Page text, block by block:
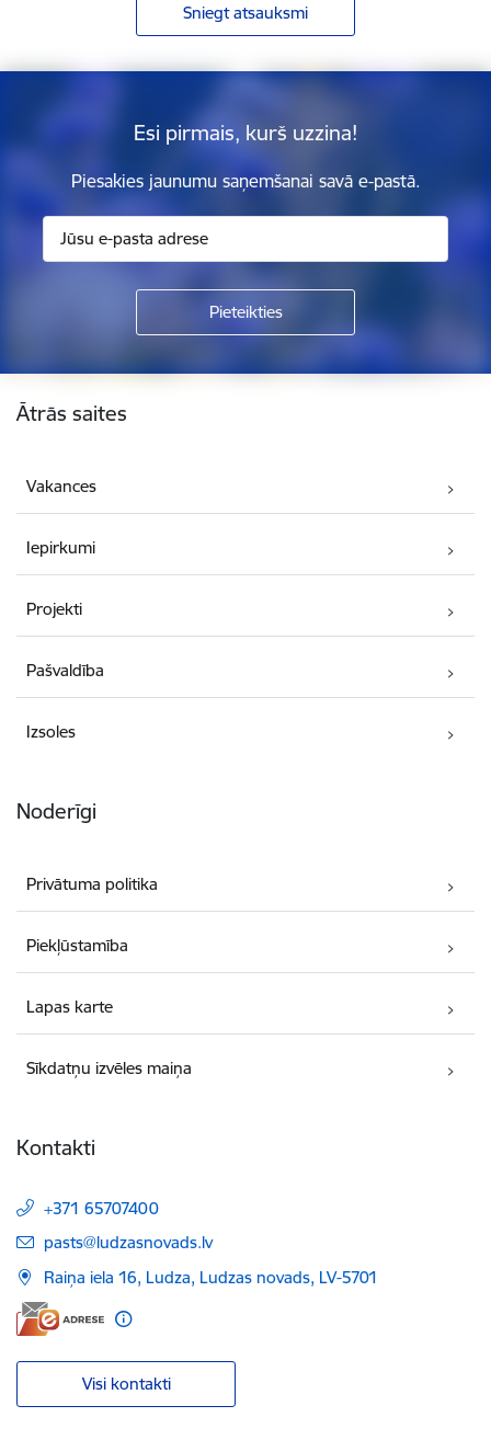
Sniegt atsauksmi
Esi pirmais, kurš uzzina!
Piesakies jaunumu saņemšanai savā e-pastā.
Kājene
Ātrās saites
Vakances
Iepirkumi
Projekti
Pašvaldība
Izsoles
Noderīgi
Privātuma politika
Piekļūstamība
Lapas karte
Sīkdatņu izvēles maiņa
Kontakti
+371 65707400
E-pasts:
pasts@ludzasnovads.lv
Raiņa iela 16, Ludza, Ludzas novads, LV-5701
Visi kontakti